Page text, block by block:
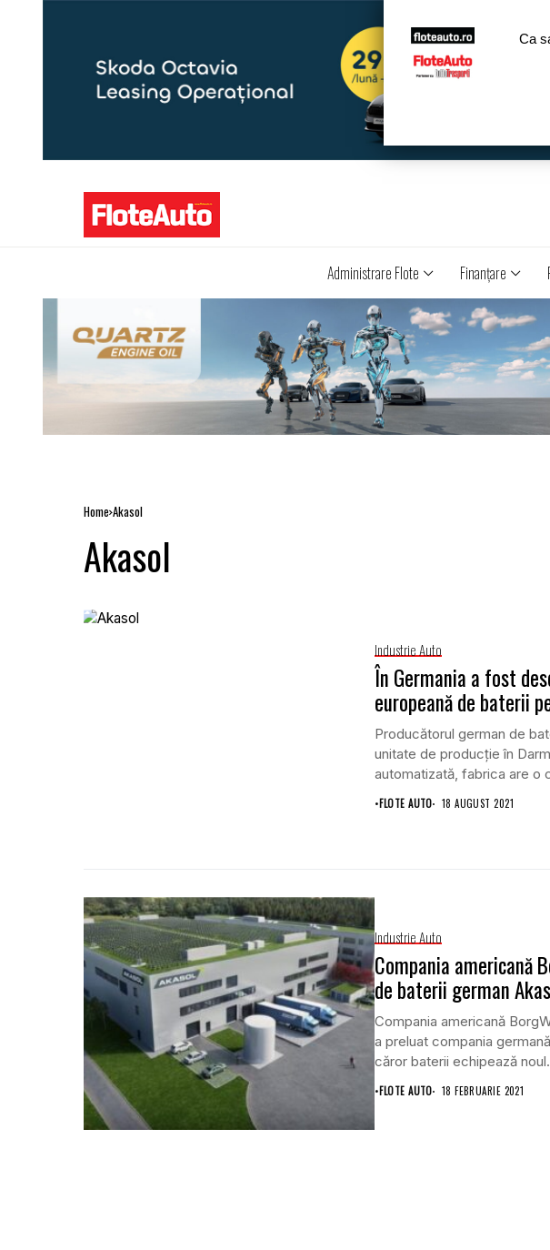
Administrare Flote Finanţare
Home Akasol
Akasol
Industrie Auto
În Germania a fost
europeană de baterii
Producătorul german de
unitate de producție în
automatizată, fabrica are o
•FLOTE AUTO 18 AUGUST 2021
Industrie Auto
Compania americană
de baterii german
Compania americană
a preluat compania
căror baterii echipează
•FLOTE AUTO 18 FEBRUARIE 2021
Ca